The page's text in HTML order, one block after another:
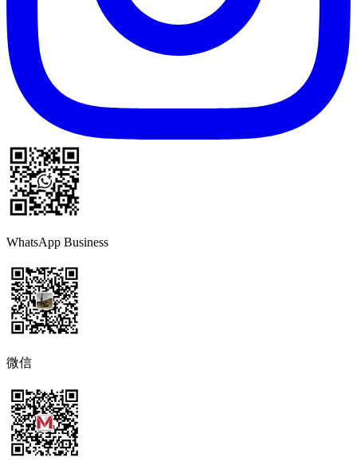
WhatsApp Business
微信